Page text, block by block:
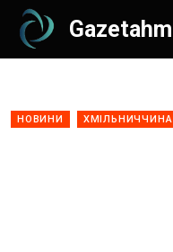
Gazetahm
НОВИНИ ХМІЛЬНИЧЧИНА